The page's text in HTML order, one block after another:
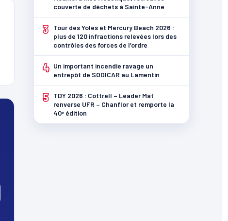
couverte de déchets à Sainte-Anne
3
Tour des Yoles et Mercury Beach 2026 :
plus de 120 infractions relevées lors des
contrôles des forces de l’ordre
4 Un important incendie ravage un
entrepôt de SODICAR au Lamentin
5
TDY 2026 : Cottrell – Leader Mat
renverse UFR – Chanflor et remporte la
40ᵉ édition